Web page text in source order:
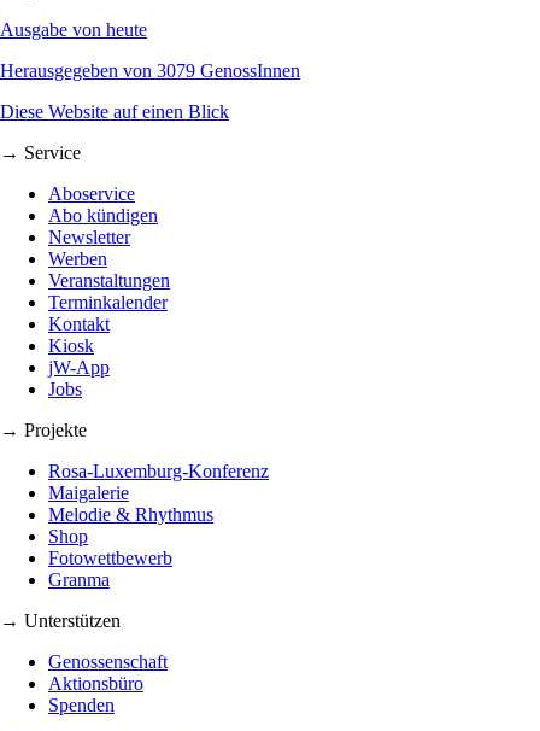
Ausgabe von heute
Herausgegeben von 3079 GenossInnen
Diese Website auf einen Blick
→ Service
Aboservice
Abo kündigen
Newsletter
Werben
Veranstaltungen
Terminkalender
Kontakt
Kiosk
jW-App
Jobs
→ Projekte
Rosa-Luxemburg-Konferenz
Maigalerie
Melodie & Rhythmus
Shop
Fotowettbewerb
Granma
→ Unterstützen
Genossenschaft
Aktionsbüro
Spenden